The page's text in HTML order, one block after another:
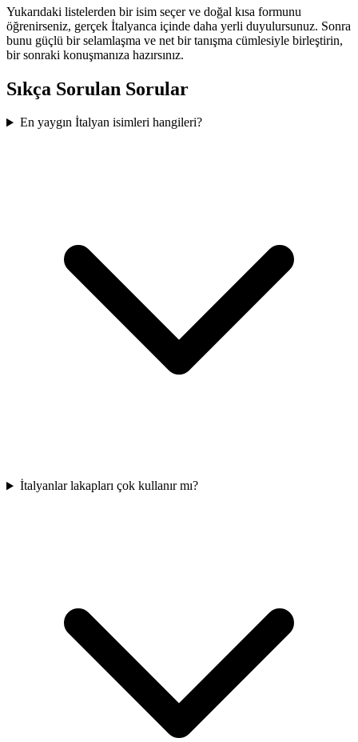
Yukarıdaki listelerden bir isim seçer ve doğal kısa formunu
öğrenirseniz, gerçek İtalyanca içinde daha yerli duyulursunuz. Sonra
bunu güçlü bir selamlaşma ve net bir tanışma cümlesiyle birleştirin,
bir sonraki konuşmanıza hazırsınız.
Sıkça Sorulan Sorular
En yaygın İtalyan isimleri hangileri?
İtalyanlar lakapları çok kullanır mı?